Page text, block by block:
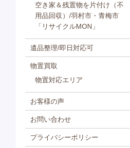
空き家＆残置物を片付け（不
用品回収）/羽村市・青梅市
「リサイクルMON」
遺品整理/即日対応可
物置買取
物置対応エリア
お客様の声
お問い合わせ
プライバシーポリシー